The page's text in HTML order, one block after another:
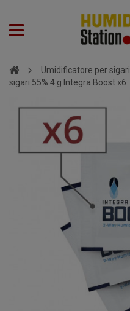
Umidificatore per sigari
sigari 55% 4 g Integra Boost x6